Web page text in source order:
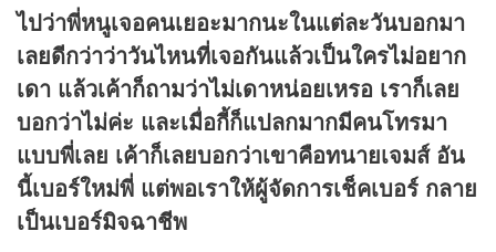
ไปว่าพี่หนูเจอคนเยอะมากนะในแต่ละวันบอกมา
เลยดีกว่าว่าวันไหนที่เจอกันแล้วเป็นใครไม่อยาก
เดา แล้วเค้าก็ถามว่าไม่เดาหน่อยเหรอ เราก็เลย
บอกว่าไม่ค่ะ และเมื่อกี้ก็แปลกมากมีคนโทรมา
แบบพี่เลย เค้าก็เลยบอกว่าเขาคือทนายเจมส์ อัน
นี้เบอร์ใหม่พี่ แต่พอเราให้ผู้จัดการเช็คเบอร์ กลาย
เป็นเบอร์มิจฉาชีพ